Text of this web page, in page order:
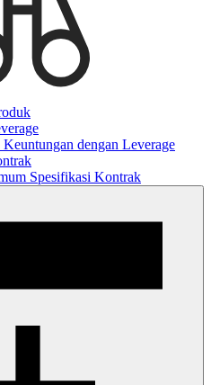
dengan Leverage
Spesifikasi Kontrak